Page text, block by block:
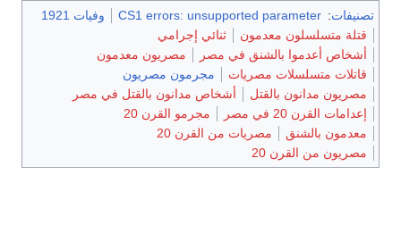
تصنيفات:
CS1 errors: unsupported parameter
وفيات 1921
قتلة متسلسلون معدمون
ثنائي إجرامي
أشخاص أعدموا بالشنق في مصر
مصريون معدمون
قاتلات متسلسلات مصريات
مجرمون مصريون
مصريون مدانون بالقتل
أشخاص مدانون بالقتل في مصر
إعدامات القرن 20 في مصر
مجرمو القرن 20
معدمون بالشنق
مصريات من القرن 20
مصريون من القرن 20